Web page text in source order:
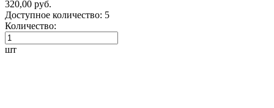
320,00 руб.
Доступное количество: 5
Количество:
шт